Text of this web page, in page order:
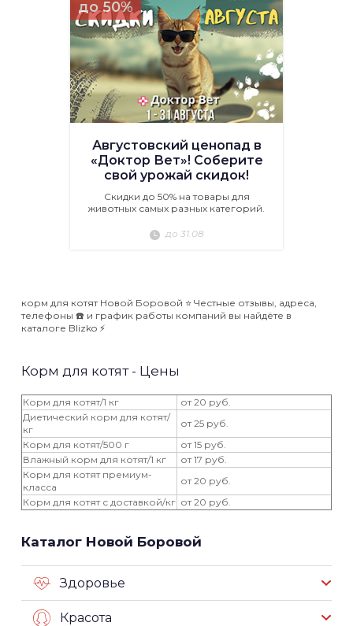
до 50%
Августовский ценопад в
«Доктор Вет»! Соберите
свой урожай скидок!
Скидки до 50% на товары для
животных самых разных категорий.
до 31.08
корм для котят Новой Боровой ⭐️ Честные отзывы, адреса,
телефоны ☎️ и график работы компаний вы найдёте в
каталоге Blizko ⚡️
Корм для котят - Цены
Корм для котят/1 кг
от 20 руб.
Диетический корм для котят/
кг
от 25 руб.
Корм для котят/500 г
от 15 руб.
Влажный корм для котят/1 кг
от 17 руб.
Корм для котят премиум-
класса
от 20 руб.
Корм для котят с доставкой/кг от 20 руб.
Каталог Новой Боровой
Здоровье
Красота